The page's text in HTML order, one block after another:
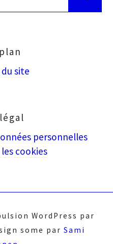
saisir
site
personnelles
cookies
WordPress par
some par Sami